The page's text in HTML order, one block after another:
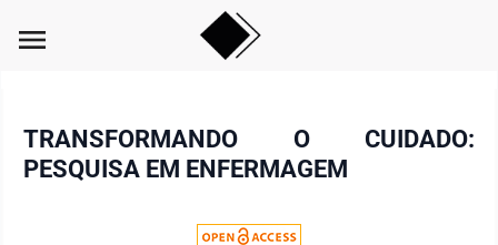
menu
TRANSFORMANDO O CUIDADO:
PESQUISA EM ENFERMAGEM